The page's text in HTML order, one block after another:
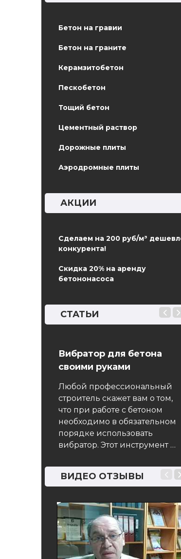
Бетон на гравии
Бетон на граните
Керамзитобетон
Пескобетон
Тощий бетон
Цементный раствор
Дорожные плиты
Аэродромные плиты
АКЦИИ
Сделаем на 200 руб/м³
конкурента!
Скидка 20% на аренду
бетононасоса
СТАТЬИ
Вибратор для бетона
своими руками
Любой профессиональный
строитель скажет вам о том,
что при работе с бетоном
необходимо в обязательном
порядке использовать
вибратор. Этот инструмент …
ВИДЕО ОТЗЫВЫ